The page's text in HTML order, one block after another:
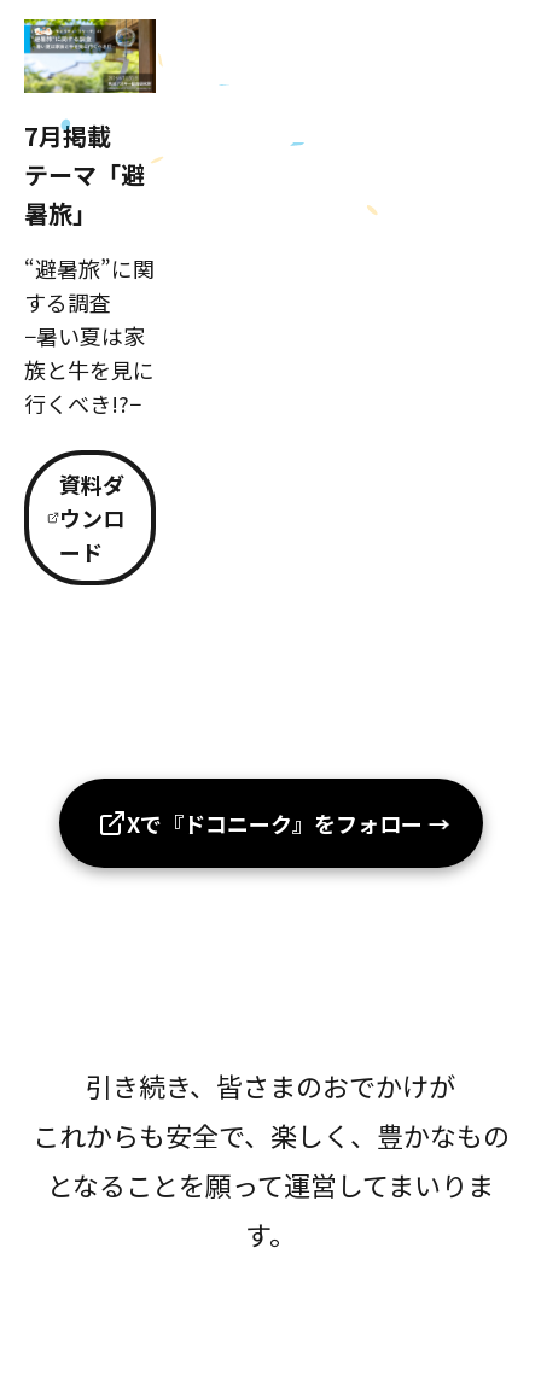
7月掲載
テーマ「避
暑旅」
“避暑旅”に関
する調査
−暑い夏は家
族と牛を見に
行くべき!?−
資料ダ
ウンロ
ード
Xで『ドコニーク』をフォロー →
引き続き、皆さまのおでかけが
これからも安全で、楽しく、豊かなもの
となることを願って運営してまいりま
す。